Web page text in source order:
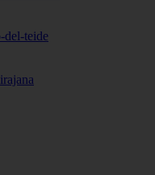
del-teide